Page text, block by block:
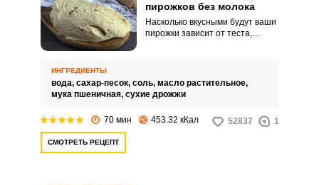
пирожков без молока
Насколько вкусными будут ваши
пирожки зависит от теста,
замешивается на воде.
ИНГРЕДИЕНТЫ
вода, сахар-песок, соль, масло растительное,
мука пшеничная, сухие дрожжи
70 мин 453.32 кКал 52837 1
СМОТРЕТЬ РЕЦЕПТ